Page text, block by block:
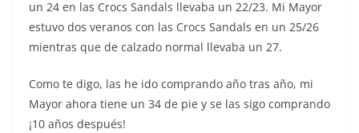
un 24 en las Crocs Sandals llevaba un 22/23. Mi Mayor
estuvo dos veranos con las Crocs Sandals en un 25/26
mientras que de calzado normal llevaba un 27.
Como te digo, las he ido comprando año tras año, mi
Mayor ahora tiene un 34 de pie y se las sigo comprando
¡10 años después!